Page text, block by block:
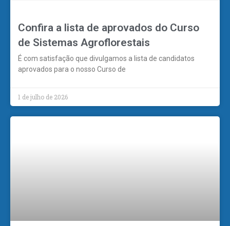
Confira a lista de aprovados do Curso
de Sistemas Agroflorestais
É com satisfação que divulgamos a lista de candidatos
aprovados para o nosso Curso de
1 de julho de 2026